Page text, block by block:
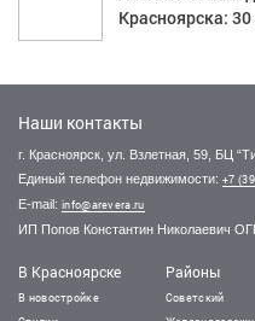
Красноярска:
Наши контакты
г. Красноярск, ул. Взлетная, 59, БЦ
Единый телефон недвижимости: +7
E-mail: info@arevera.ru
ИП Попов Константин Николаевич
В Красноярске
В новостройке
Районы
Советский